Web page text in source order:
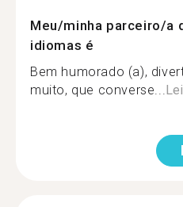
Meu/minha parceiro/a
idiomas é
Bem humorado (a),
muito, que converse...